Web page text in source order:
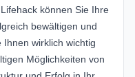
können Sie Ihre
bewältigen und
wirklich wichtig
Möglichkeiten von